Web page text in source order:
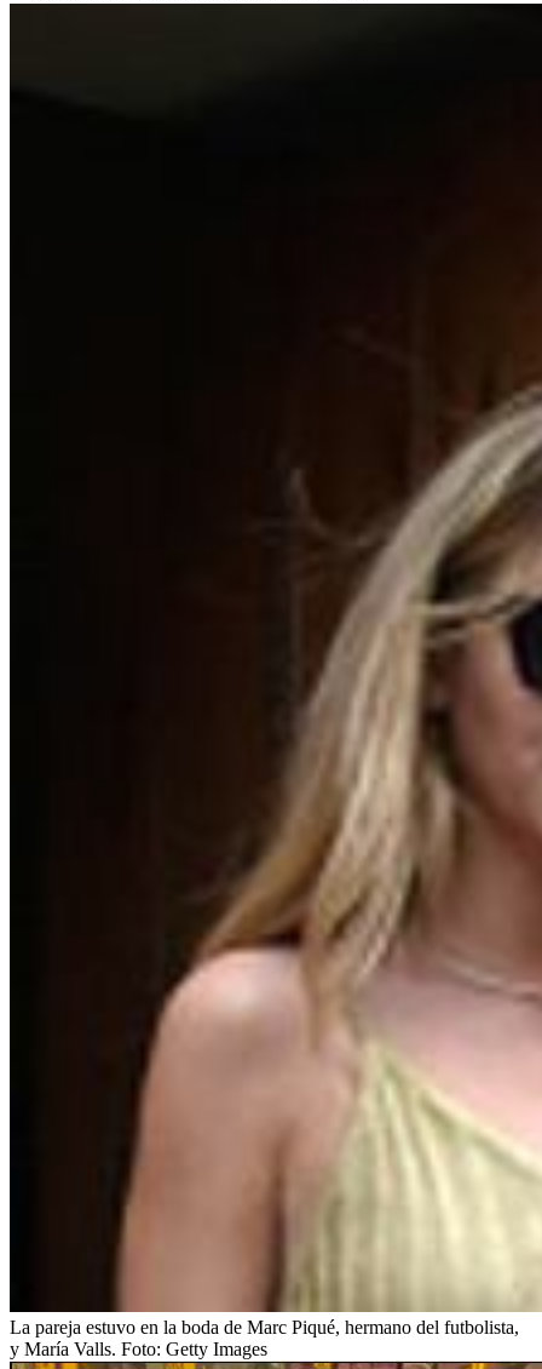
La pareja estuvo en la boda de Marc Piqué, hermano del futbolista,
y María Valls. Foto: Getty Images